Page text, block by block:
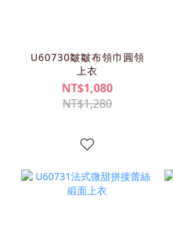
U60730皺皺布領巾圓領
上衣
NT$1,080
NT$1,280